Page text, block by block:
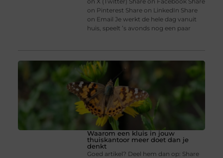
on Pinterest Share on LinkedIn Share
on Email Je werkt de hele dag vanuit
huis, speelt ’s avonds nog een paar
Waarom een kluis in jouw
thuiskantoor meer doet dan je
denkt
Goed artikel? Deel hem dan op: Share